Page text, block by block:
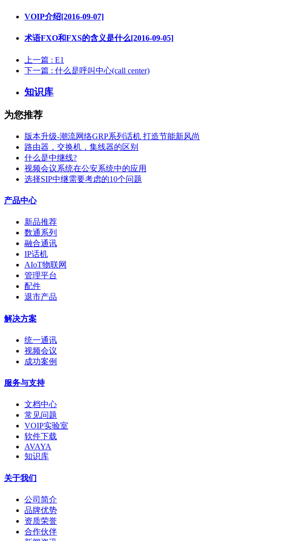
VOIP介绍[2016-09-07]
术语FXO和FXS的含义是什么[2016-09-05]
上一篇 : E1
下一篇 : 什么是呼叫中心(call center)
知识库
为您推荐
版本升级-潮流网络GRP系列话机 打造节能新风尚
路由器，交换机，集线器的区别
什么是中继线?
视频会议系统在公安系统中的应用
选择SIP中继需要考虑的10个问题
产品中心
新品推荐
数通系列
融合通讯
IP话机
AIoT物联网
管理平台
配件
退市产品
解决方案
统一通讯
视频会议
成功案例
服务与支持
文档中心
常见问题
VOIP实验室
软件下载
AVAYA
知识库
关于我们
公司简介
品牌优势
资质荣誉
合作伙伴